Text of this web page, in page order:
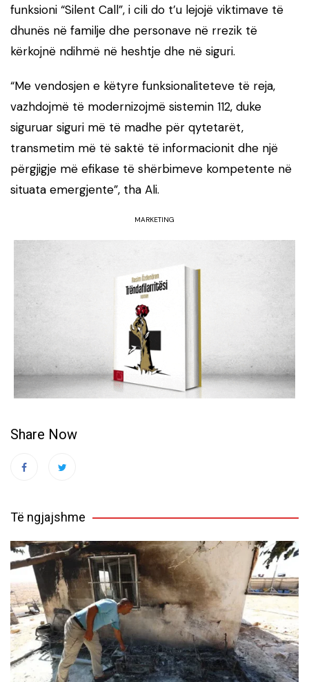
funksioni “Silent Call”, i cili do t’u lejojë viktimave të
dhunës në familje dhe personave në rrezik të
kërkojnë ndihmë në heshtje dhe në siguri.
“Me vendosjen e këtyre funksionaliteteve të reja,
vazhdojmë të modernizojmë sistemin 112, duke
siguruar siguri më të madhe për qytetarët,
transmetim më të saktë të informacionit dhe një
përgjigje më efikase të shërbimeve kompetente në
situata emergjente”, tha Ali.
MARKETING
Share Now
Të ngjajshme